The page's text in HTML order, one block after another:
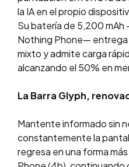
la IA en el propio
Su batería de 5,200 mAh
Nothing Phone— entrega
mixto y admite carga
alcanzando el 50% en
La Barra Glyph,
Mantente informado sin
constantemente la
regresa en una forma